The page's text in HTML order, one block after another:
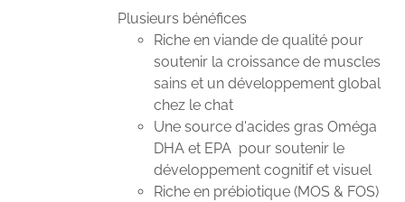
Plusieurs bénéfices
Riche en viande de qualité pour
soutenir la croissance de muscles
sains et un développement global
chez le chat
Une source d'acides gras Oméga
DHA et EPA pour soutenir le
développement cognitif et visuel
Riche en prébiotique (MOS & FOS)